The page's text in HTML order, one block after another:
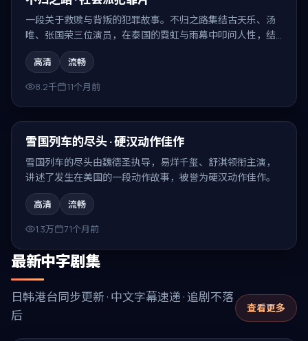
一段关于救赎与背叛的犯罪故事。不归之路集结古天乐、汤
唯、张国荣三位演员，在泰国的霓虹与雨幕中叩问人性，结
局耐人寻味。
高清
流畅
8.2千
11个月前
精选
雪国列车的尽头 · 硬汉动作佳作
雪国列车的尽头由魏德圣执导，易烊千玺、舒淇领衔主演，
讲述了发生在美国的一段动作故事，被誉为硬汉动作佳作。
高清
流畅
1.3万
71个月前
最新中字剧集
日韩港台同步更新 · 中文字幕速递 · 追剧不落
后
查看更多
97:26